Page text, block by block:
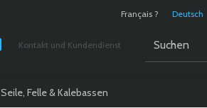
Français ? Deutsch
Kontakt und Kundendienst
Seile, Felle & Kalebassen